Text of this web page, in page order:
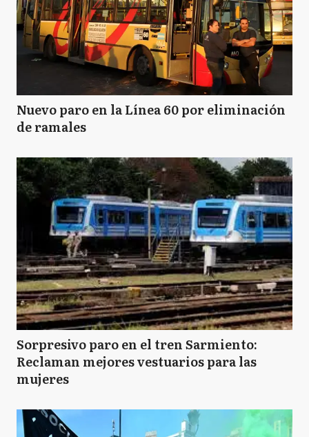
Nuevo paro en la Línea 60 por eliminación
de ramales
Sorpresivo paro en el tren Sarmiento:
Reclaman mejores vestuarios para las
mujeres